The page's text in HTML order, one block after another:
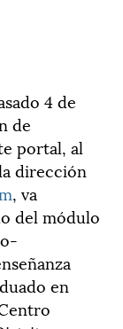
4 de
de
portal, al
dirección
, va
del módulo
en